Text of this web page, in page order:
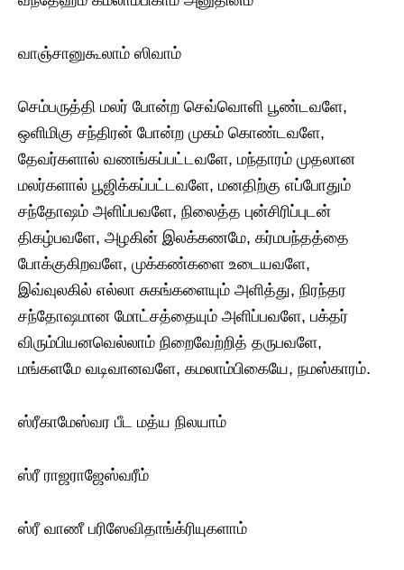
வாஞ்சானுகூலாம் ஸிவாம்
செம்பருத்தி மலர் போன்ற செவ்வொளி பூண்டவளே,
ஒளிமிகு சந்திரன் போன்ற முகம் கொண்டவளே,
தேவர்களால் வணங்கப்பட்டவளே, மந்தாரம் முதலான
மலர்களால் பூஜிக்கப்பட்டவளே, மனதிற்கு எப்போதும்
சந்தோஷம் அளிப்பவளே, நிலைத்த புன்சிரிப்புடன்
திகழ்பவளே, அழகின் இலக்கணமே, கர்மபந்தத்தை
போக்குகிறவளே, முக்கண்களை உடையவளே,
இவ்வுலகில் எல்லா சுகங்களையும் அளித்து, நிரந்தர
சந்தோஷமான மோட்சத்தையும் அளிப்பவளே, பக்தர்
விரும்பியனவெல்லாம் நிறைவேற்றித் தருபவளே,
மங்களமே வடிவானவளே, கமலாம்பிகையே, நமஸ்காரம்.
ஸ்ரீகாமேஸ்வர பீட மத்ய நிலயாம்
ஸ்ரீ ராஜராஜேஸ்வரீம்
ஸ்ரீ வாணீ பரிஸேவிதாங்க்ரியுகளாம்